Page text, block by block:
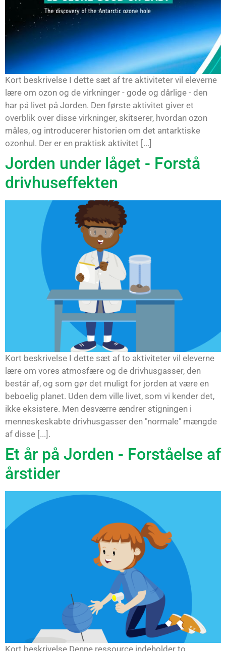
Kort beskrivelse I dette sæt af tre aktiviteter vil eleverne
lære om ozon og de virkninger - gode og dårlige - den
har på livet på Jorden. Den første aktivitet giver et
overblik over disse virkninger, skitserer, hvordan ozon
måles, og introducerer historien om det antarktiske
ozonhul. Der er en praktisk aktivitet [...]
Jorden under låget - Forstå
drivhuseffekten
Kort beskrivelse I dette sæt af to aktiviteter vil eleverne
lære om vores atmosfære og de drivhusgasser, den
består af, og som gør det muligt for jorden at være en
beboelig planet. Uden dem ville livet, som vi kender det,
ikke eksistere. Men desværre ændrer stigningen i
menneskeskabte drivhusgasser den "normale" mængde
af disse [...].
Et år på Jorden - Forståelse af
årstider
Kort beskrivelse Denne ressource indeholder to